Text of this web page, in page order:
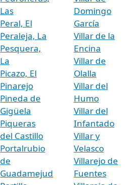
Las
Peral, El
Peraleja, La
Pesquera,
La
Picazo, El
Pinarejo
Pineda de
Gigüela
Piqueras
del Castillo
Portalrubio
de
Guadamejud
Domingo
García
Villar de la
Encina
Villar de
Olalla
Villar del
Humo
Villar del
Infantado
Villar y
Velasco
Villarejo de
Fuentes